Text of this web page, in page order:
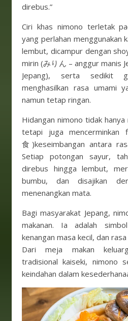
direbus.”
Ciri khas nimono terletak
yang perlahan menggunakan
lembut, dicampur dengan
mirin (みりん – anggur manis
Jepang), serta sedikit
menghasilkan rasa umami
namun tetap ringan.
Hidangan nimono tidak
tetapi juga
食)keseimbangan antara
Setiap potongan sayur,
direbus hingga lembut,
bumbu, dan disajikan
menenangkan mata.
Bagi masyarakat Jepang,
makanan. Ia adalah
kenangan masa kecil, dan
Dari meja makan
tradisional kaiseki, nimono
keindahan dalam